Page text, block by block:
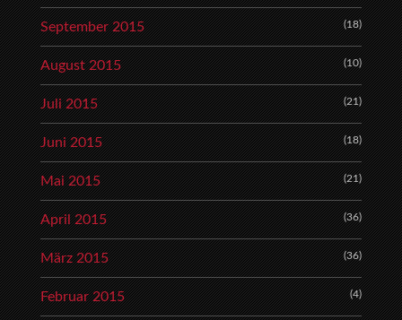
September 2015 (18)
August 2015 (10)
Juli 2015 (21)
Juni 2015 (18)
Mai 2015 (21)
April 2015 (36)
März 2015 (36)
Februar 2015 (4)